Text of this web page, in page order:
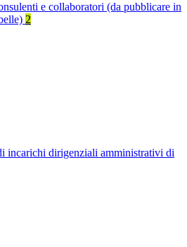
e collaboratori (da pubblicare in
2
incarichi dirigenziali amministrativi di